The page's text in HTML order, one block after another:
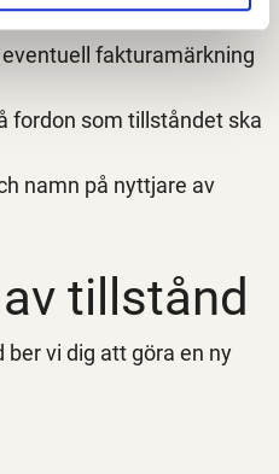
fakturamärkning
fordon som tillståndet ska
namn på nyttjare av
tillstånd
vi dig att göra en ny